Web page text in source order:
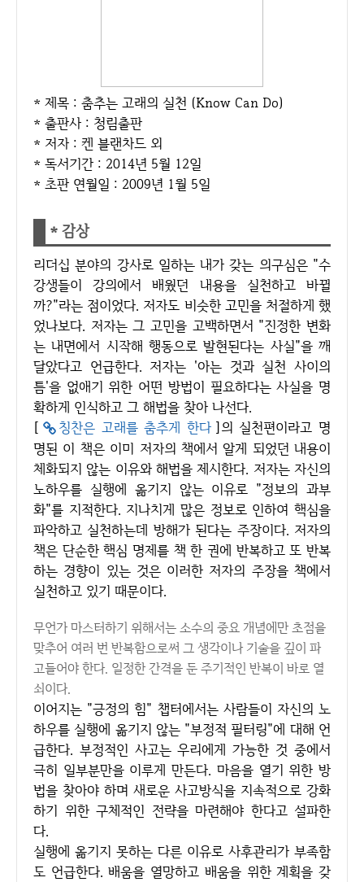
* 제목 : 춤추는 고래의 실천 (Know Can Do)
* 출판사 : 청림출판
* 저자 : 켄 블랜차드 외
* 독서기간 : 2014년 5월 12일
* 초판 연월일 : 2009년 1월 5일
* 감상
리더십 분야의 강사로 일하는 내가 갖는 의구심은 "수
강생들이 강의에서 배웠던 내용을 실천하고 바뀔
까?"라는 점이었다. 저자도 비슷한 고민을 처절하게 했
었나보다. 저자는 그 고민을 고백하면서 "진정한 변화
는 내면에서 시작해 행동으로 발현된다는 사실"을 깨
달았다고 언급한다. 저자는 '아는 것과 실천 사이의
틈'을 없애기 위한 어떤 방법이 필요하다는 사실을 명
확하게 인식하고 그 해법을 찾아 나선다.
[
칭찬은 고래를 춤추게 한다 ]의 실천편이라고 명
명된 이 책은 이미 저자의 책에서 알게 되었던 내용이
체화되지 않는 이유와 해법을 제시한다. 저자는 자신의
노하우를 실행에 옮기지 않는 이유로 "정보의 과부
화"를 지적한다. 지나치게 많은 정보로 인하여 핵심을
파악하고 실천하는데 방해가 된다는 주장이다. 저자의
책은 단순한 핵심 명제를 책 한 권에 반복하고 또 반복
하는 경향이 있는 것은 이러한 저자의 주장을 책에서
실천하고 있기 때문이다.
무언가 마스터하기 위해서는 소수의 중요 개념에만 초점을
맞추어 여러 번 반복함으로써 그 생각이나 기술을 깊이 파
고들어야 한다. 일정한 간격을 둔 주기적인 반복이 바로 열
쇠이다.
이어지는 "긍정의 힘" 챕터에서는 사람들이 자신의 노
하우를 실행에 옮기지 않는 "부정적 필터링"에 대해 언
급한다. 부정적인 사고는 우리에게 가능한 것 중에서
극히 일부분만을 이루게 만든다. 마음을 열기 위한 방
법을 찾아야 하며 새로운 사고방식을 지속적으로 강화
하기 위한 구체적인 전략을 마련해야 한다고 설파한
다.
실행에 옮기지 못하는 다른 이유로 사후관리가 부족함
도 언급한다. 배움을 열망하고 배움을 위한 계획을 갖